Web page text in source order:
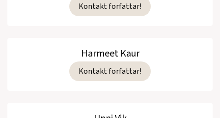
Kontakt forfattar!
Harmeet Kaur
Kontakt forfattar!